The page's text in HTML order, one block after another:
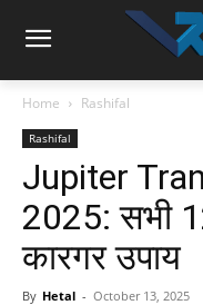
Home Rashifal
Rashifal
Jupiter
2025: सभी
कारगर उपाय
By Hetal - October 13, 2025